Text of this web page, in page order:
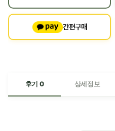
간편구매
후기 0 상세정보